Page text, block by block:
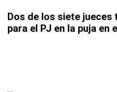
Dos de los siete jueces
para el PJ en la puja en